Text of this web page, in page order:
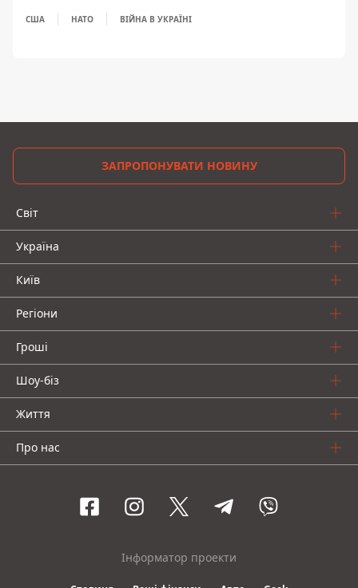
США НАТО ВІЙНА В УКРАЇНІ
ЗАПРОПОНУВАТИ НОВИНУ
Світ
Україна
Київ
Регіони
Гроші
Шоу-біз
Життя
Про нас
Інформатор проекти